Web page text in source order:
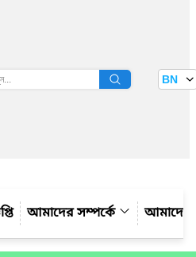
বাতায়ন BN
আমাদের সম্পর্কে আমাদের